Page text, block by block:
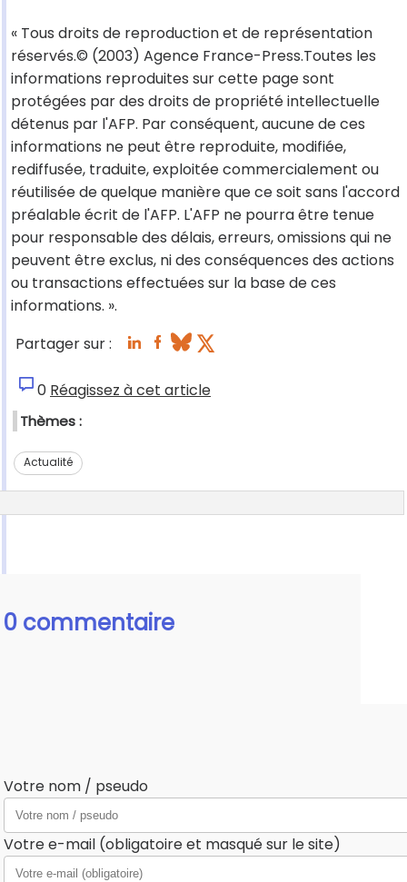
« Tous droits de reproduction et de représentation
réservés.© (2003) Agence France-Press.Toutes les
informations reproduites sur cette page sont
protégées par des droits de propriété intellectuelle
détenus par l'AFP. Par conséquent, aucune de ces
informations ne peut être reproduite, modifiée,
rediffusée, traduite, exploitée commercialement ou
réutilisée de quelque manière que ce soit sans l'accord
préalable écrit de l'AFP. L'AFP ne pourra être tenue
pour responsable des délais, erreurs, omissions qui ne
peuvent être exclus, ni des conséquences des actions
ou transactions effectuées sur la base de ces
informations. ».
Partager sur :
0 Réagissez à cet article
Thèmes :
Actualité
0 commentaire
Votre nom / pseudo
Votre e-mail (obligatoire et masqué sur le site)